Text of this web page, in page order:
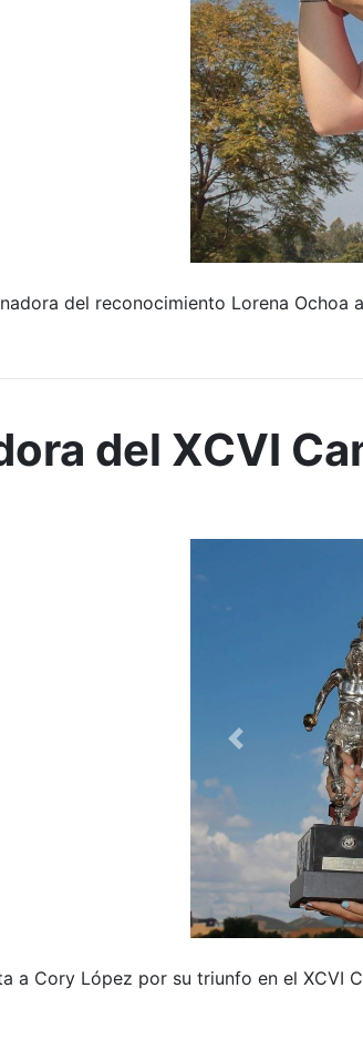
del reconocimiento Lorena Ochoa
del XCVI
a Cory López por su triunfo en el XCVI